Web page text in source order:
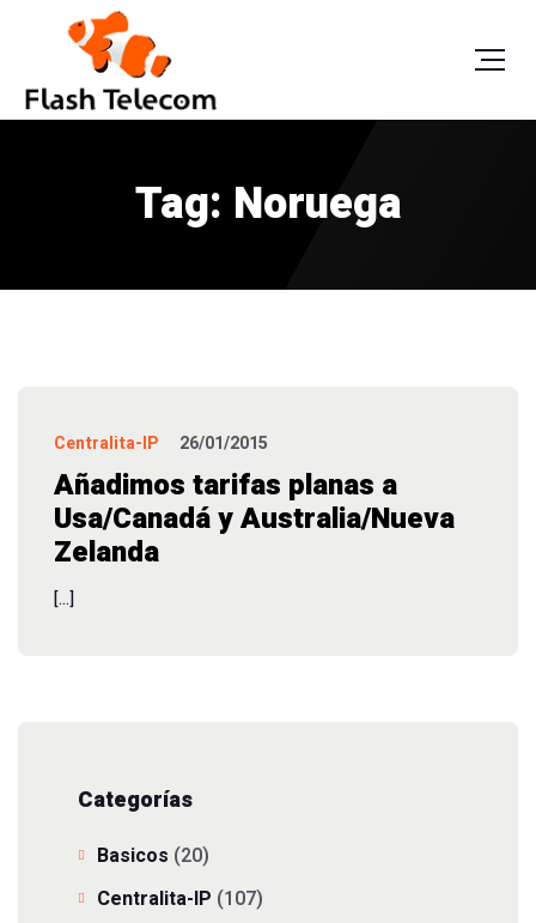
Tag: Noruega
Centralita-IP 26/01/2015
Añadimos tarifas planas a
Usa/Canadá y Australia/Nueva
Zelanda
[…]
Categorías
Basicos (20)
Centralita-IP (107)